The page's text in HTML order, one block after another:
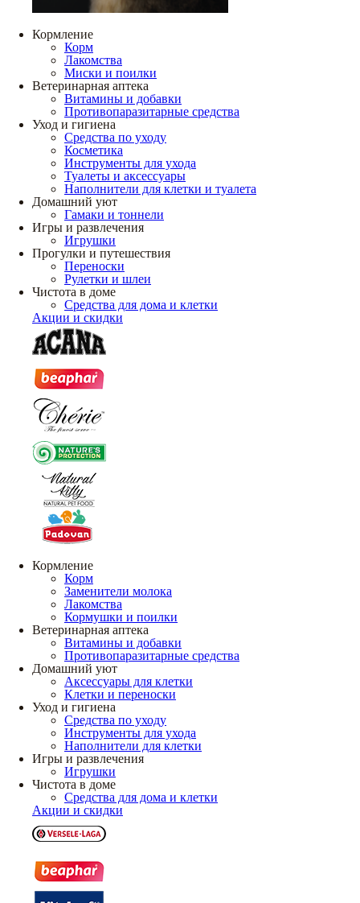
Кормление
Корм
Лакомства
Миски и поилки
Ветеринарная аптека
Витамины и добавки
Противопаразитарные средства
Уход и гигиена
Средства по уходу
Косметика
Инструменты для ухода
Туалеты и аксессуары
Наполнители для клетки и туалета
Домашний уют
Гамаки и тоннели
Игры и развлечения
Игрушки
Прогулки и путешествия
Переноски
Рулетки и шлеи
Чистота в доме
Средства для дома и клетки
Акции и скидки
Кормление
Корм
Заменители молока
Лакомства
Кормушки и поилки
Ветеринарная аптека
Витамины и добавки
Противопаразитарные средства
Домашний уют
Аксессуары для клетки
Клетки и переноски
Уход и гигиена
Средства по уходу
Инструменты для ухода
Наполнители для клетки
Игры и развлечения
Игрушки
Чистота в доме
Средства для дома и клетки
Акции и скидки